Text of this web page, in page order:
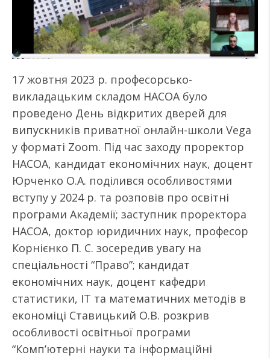
17 жовтня 2023 р. професорсько-
викладацьким складом НАСОА було
проведено День відкритих дверей для
випускників приватної онлайн-школи Vega
у форматі Zoom. Під час заходу проректор
НАСОА, кандидат економічних наук, доцент
Юрченко О.А. поділився особливостями
вступу у 2024 р. та розповів про освітні
програми Академії; заступник проректора
НАСОА, доктор юридичних наук, професор
Корнієнко П. С. зосередив увагу на
спеціальності “Право”; кандидат
економічних наук, доцент кафедри
статистики, ІТ та математичних методів в
економіці Ставицький О.В. розкрив
особливості освітньої програми
“Комп’ютерні науки та інформаційні